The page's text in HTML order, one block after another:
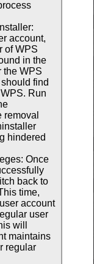
account,
of WPS
in the
the WPS
find
Run
removal
hindered
Once
back to
time,
account
user
will
maintains
regular